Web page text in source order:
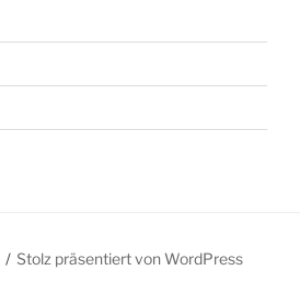
Stolz präsentiert von WordPress